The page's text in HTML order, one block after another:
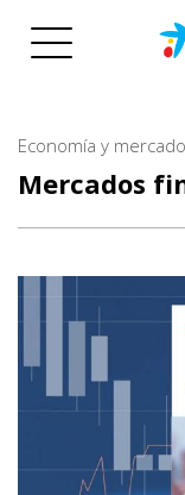
Economía y
Mercados